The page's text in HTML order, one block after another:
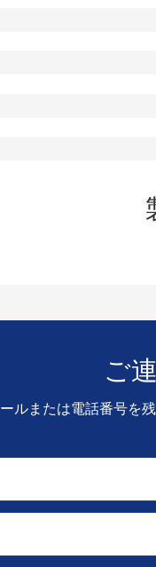
ご
ルまたは電話番号を